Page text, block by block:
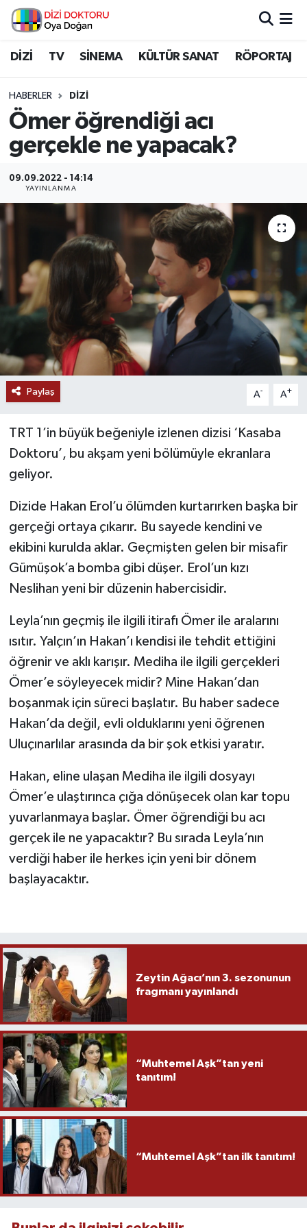
DİZİ TV SİNEMA KÜLTÜR SANAT RÖPORTAJ
HABERLER DİZİ
Ömer öğrendiği acı
gerçekle ne yapacak?
09.09.2022 - 14:14
YAYINLANMA
Paylaş A- A+
TRT 1’in büyük beğeniyle izlenen dizisi ‘Kasaba
Doktoru’, bu akşam yeni bölümüyle ekranlara
geliyor.
Dizide Hakan Erol’u ölümden kurtarırken başka bir
gerçeği ortaya çıkarır. Bu sayede kendini ve
ekibini kurulda aklar. Geçmişten gelen bir misafir
Gümüşok’a bomba gibi düşer. Erol’un kızı
Neslihan yeni bir düzenin habercisidir.
Leyla’nın geçmiş ile ilgili itirafı Ömer ile aralarını
ısıtır. Yalçın’ın Hakan’ı kendisi ile tehdit ettiğini
öğrenir ve aklı karışır. Mediha ile ilgili gerçekleri
Ömer’e söyleyecek midir? Mine Hakan’dan
boşanmak için süreci başlatır. Bu haber sadece
Hakan’da değil, evli olduklarını yeni öğrenen
Uluçınarlılar arasında da bir şok etkisi yaratır.
Hakan, eline ulaşan Mediha ile ilgili dosyayı
Ömer’e ulaştırınca çığa dönüşecek olan kar topu
yuvarlanmaya başlar. Ömer öğrendiği bu acı
gerçek ile ne yapacaktır? Bu sırada Leyla’nın
verdiği haber ile herkes için yeni bir dönem
başlayacaktır.
Zeytin Ağacı’nın 3. sezonunun
fragmanı yayınlandı
“Muhtemel Aşk”tan yeni
tanıtım!
“Muhtemel Aşk”tan ilk tanıtım!
İstanbul Nöbetçi Eczaneler
İstanbul Namaz Vakitleri
İstanbul Trafik Yoğunluk Haritası
Süper Lig Puan Durumu ve Fikstür
Son Dakika Haberleri
Haber Arşivi